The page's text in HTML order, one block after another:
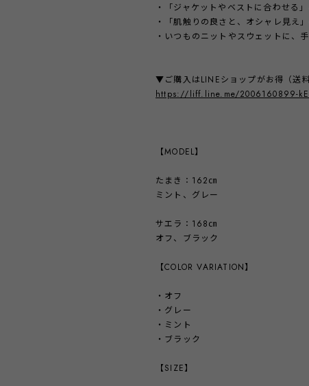
・「ジャケットやベストに合わせる
・「肌触りの良さと、オシャレ見え
・いつものニットやスウェットに、
▼ご購入はLINEショップがお得（送料
https://liff.line.me/2006160899-
【MODEL】
たまき：162㎝
ミント、グレー
サエラ：168㎝
オフ、ブラック
【COLOR VARIATION】
・オフ
・グレー
・ミント
・ブラック
【SIZE】